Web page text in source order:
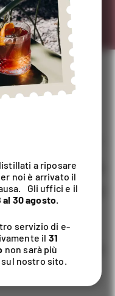
sole”. Appartiene alla
inconfondibili
elegante. È realizzato
continua dal
violette. Può
giorno come era
pasto possibilmente
a riposare
noi è arrivato il
Gli uffici e il
al 30 agosto
servizio di e-
il 31
non sarà più
nostro sito.